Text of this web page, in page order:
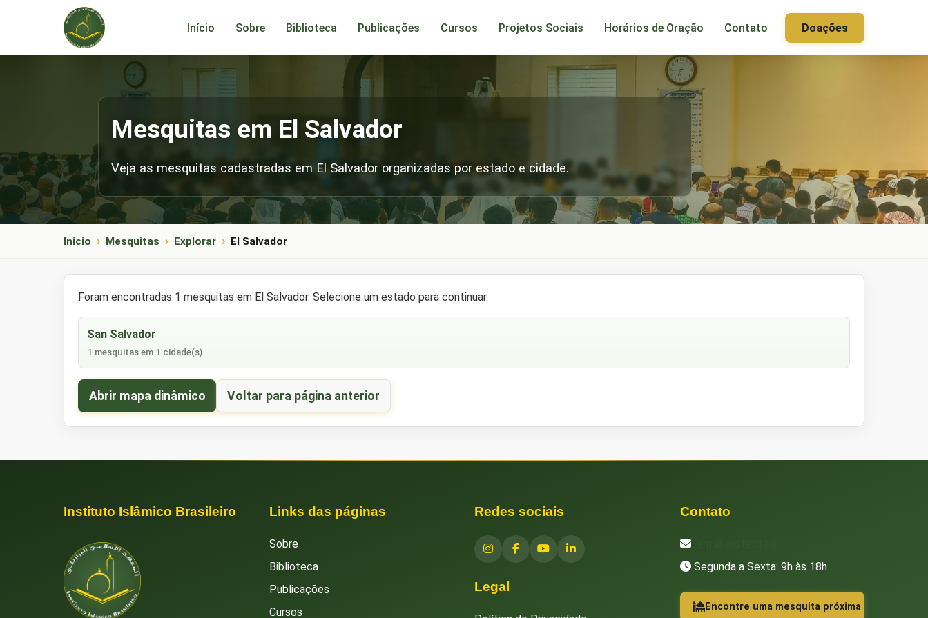
Início Sobre Biblioteca Publicações Cursos Projetos Sociais Horários de Oração Contato Doações
Mesquitas em El Salvador
Veja as mesquitas cadastradas em El Salvador organizadas por estado e cidade.
Inicio Mesquitas Explorar El Salvador
Foram encontradas 1 mesquitas em El Salvador. Selecione um estado para continuar.
San Salvador
1 mesquitas em 1 cidade(s)
Abrir mapa dinâmico Voltar para página anterior
Instituto Islâmico Brasileiro Links das páginas
Sobre
Biblioteca
Publicações
Cursos
Redes sociais
Legal
Contato
Segunda a Sexta: 9h às 18h
Encontre uma mesquita próxima